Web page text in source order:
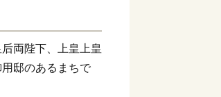
両陛下、上皇上皇
邸のあるまちで